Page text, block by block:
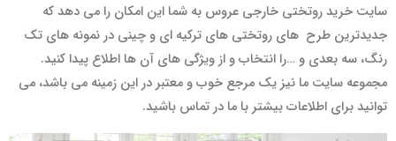
سایت خرید روتختی خارجی عروس به شما این امکان را می دهد که
جدیدترین طرح های روتختی های ترکیه ای و چینی در نمونه های تک
رنگ، سه بعدی و …را انتخاب و از ویژگی های آن ها اطلاع پیدا کنید.
مجموعه سایت ما نیز یک مرجع خوب و معتبر در این زمینه می باشد، می
توانید برای اطلاعات بیشتر با ما در تماس باشید.